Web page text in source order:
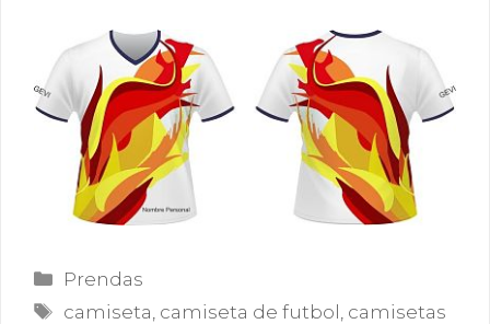
Categorías
Prendas
Etiquetas
camiseta camiseta de futbol camisetas